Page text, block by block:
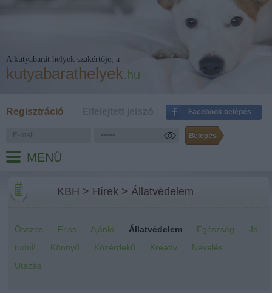
A kutyabarát helyek szakértője, a
kutyabarathelyek.hu
Regisztráció Facebook belépés
MENÜ
KBH > Hírek >Állatvédelem
Összes Friss Ajánló Állatvédelem Egészség
Jó
tudni!
Könnyű Közérdekű Kreatív
Nevelés
Utazás